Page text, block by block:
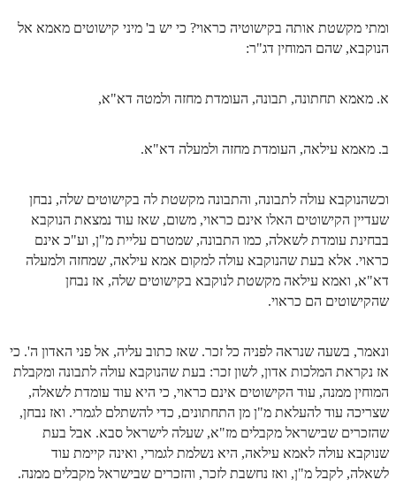
ומתי מקשטת אותה בקישוטיה כראוי? כי יש ב' מיני קישוטים מאמא אל
הנוקבא, שהם המוחין דג"ר:
א. מאמא תחתונה, תבונה, העומדת מחזה ולמטה דא"א,
ב. מאמא עילאה, העומדת מחזה ולמעלה דא"א.
וכשהנוקבא עולה לתבונה, והתבונה מקשטת לה בקישוטים שלה, נבחן
שעדיין הקישוטים האלו אינם כראוי, משום, שאז עוד נמצאת הנוקבא
בבחינת עומדת לשאלה, כמו התבונה, שמטרם עליית מ"ן, וע"כ אינם
כראוי. אלא בעת שהנוקבא עולה למקום אמא עילאה, שמחזה ולמעלה
דא"א, ואמא עילאה מקשטת לנוקבא בקישוטים שלה, אז נבחן
שהקישוטים הם כראוי.
ונאמר, בשעה שנראה לפניה כל זכר. שאז כתוב עליה, אל פני האדון ה'. כי
אז נקראת המלכות אדון, לשון זכר: בעת שהנוקבא עולה לתבונה ומקבלת
המוחין ממנה, עוד הקישוטים אינם כראוי, כי היא עוד עומדת לשאלה,
שצריכה עוד להעלאת מ"ן מן התחתונים, כדי להשתלם לגמרי. ואז נבחן,
שהזכרים שבישראל מקבלים מז"א, שעלה לישראל סבא. אבל בעת
שנוקבא עולה לאמא עילאה, היא נשלמת לגמרי, ואינה קיימת עוד
לשאלה, לקבל מ"ן, ואז נחשבת לזכר, והזכרים שבישראל מקבלים ממנה.